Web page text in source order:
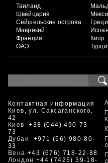
Таиланд
Швейцария
Сейшельские острова
Маврикий
Франция
ОАЭ
Кипр
Контактная информация
Киев, ул. Саксаганского,
42
Киев+38 (044) 490-73-
73
Дубаи +971 (56) 980-80-
33
Вена +43 (676) 718-22-88
Лондон +44 (7425) 39-18-